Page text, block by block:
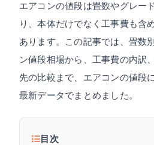
エアコンの値段は畳数やグレー
り、本体だけでなく工事費も含
あります。この記事では、畳数
ン値段相場から、工事費の内訳
先の比較まで、エアコンの値段
最新データでまとめました。
目次